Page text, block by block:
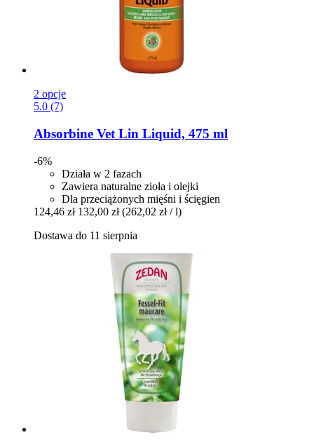
2 opcje
5.0 (7)
Absorbine Vet Lin Liquid, 475 ml
-6%
Działa w 2 fazach
Zawiera naturalne zioła i olejki
Dla przeciążonych mięśni i ścięgien
124,46 zł 132,00 zł (262,02 zł / l)
Dostawa do 11 sierpnia